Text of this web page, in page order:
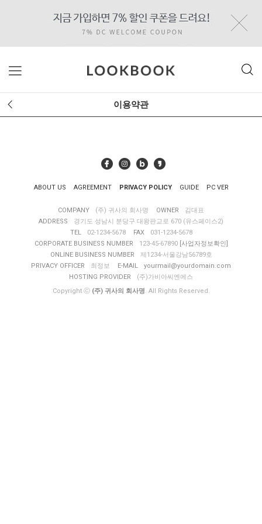
이용약관
ABOUT US AGREEMENT PRIVACY POLICY GUIDE PC VER
COMPANY (주) 귀사의 회사명 OWNER
김대표
ADDRESS
경기도 성남시 분당구 대왕판교로 670 (유스페이스2)
TEL
02-1234-5678 FAX
031-1234-5678
CORPORATE BUSINESS NUMBER
123-45-67890 [사업자정보확인]
ONLINE BUSINESS NUMBER
제1234-서울강남56789호
PRIVACY OFFICER
최정보 E-MAIL
yourmail@yourdomain.com
HOSTING PROVIDER
(주)가비아씨엔에스
Copyright ⓒ (주) 귀사의 회사명. All Rights Reserved.